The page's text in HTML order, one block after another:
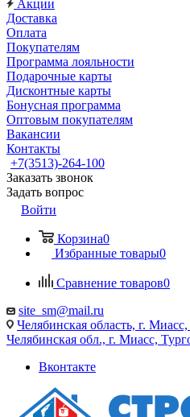
Акции
Доставка
Оплата
Покупателям
Программа лояльности
Подарочные карты
Дисконтные карты
Бонусная программа
Оптовым покупателям
Вакансии
Контакты
+7(3513)-264-100
Заказать звонок
Задать вопрос
Войти
Корзина0
Избранные товары0
Сравнение товаров0
site_sm@mail.ru
Челябинская область, г.
Челябинская обл., г. Миасс,
Вконтакте